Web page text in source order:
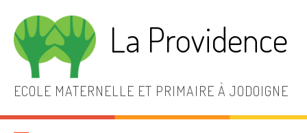
contenu
La Providence
ECOLE MATERNELLE ET PRIMAIRE À JODOIGNE